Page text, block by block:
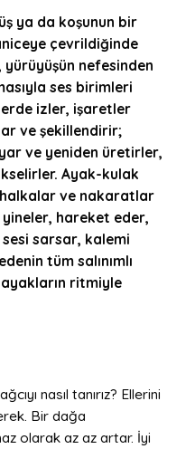
ya da koşunun bir
çevrildiğinde
nefesinden
ses birimleri
izler, işaretler
ve şekillendirir;
ve yeniden üretirler,
Ayak-kulak
ve nakaratlar
hareket eder,
sesi sarsar, kalemi
tüm salınımlı
ayakların ritmiyle
nasıl tanırız? Ellerini
Bir dağa
olarak az az artar. İyi